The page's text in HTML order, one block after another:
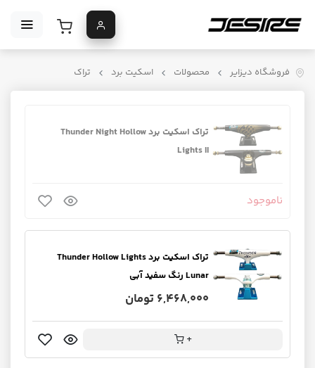
فروشگاه دیزایر محصولات اسکیت برد تراک
تراک اسکیت برد Thunder Night Hollow
Lights II
ناموجود
تراک اسکیت برد Thunder Hollow Lights
Lunar رنگ سفید آبی
6,468,000 تومان
+